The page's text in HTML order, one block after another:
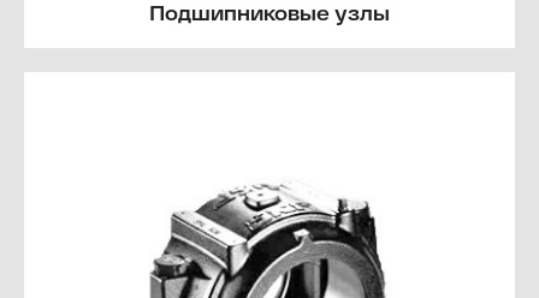
Подшипниковые узлы